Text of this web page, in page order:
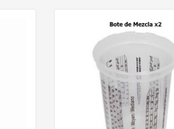
o un aumento de la sobrepulverización.